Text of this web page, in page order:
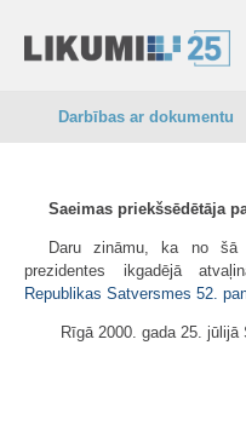
Darbības ar dokumentu
Saeimas priekšsēdētāja
Daru zināmu, ka no
prezidentes ikgadējā
Republikas Satversmes 52.
Rīgā 2000. gada 25.